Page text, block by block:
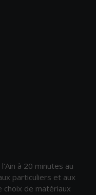
à 20 minutes au
particuliers et aux
choix de matériaux